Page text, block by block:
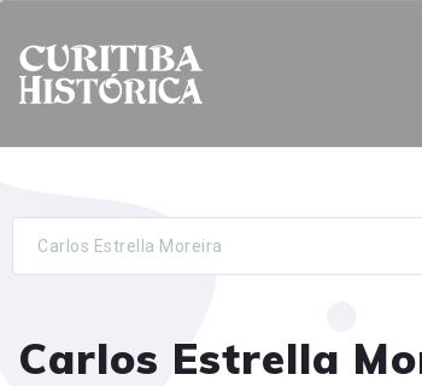
Carlos Estrella Moreira
Carlos Estrella